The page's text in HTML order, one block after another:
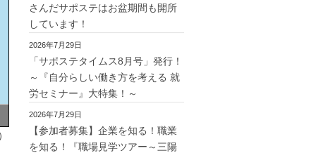
さんだサポステはお盆期間も開所
しています！
2026年7月29日
「サポステタイムス8月号」発行！
～『自分らしい働き方を考える 就
労セミナー』大特集！～
2026年7月29日
【参加者募集】企業を知る！職業
を知る！『職場見学ツアー～三陽